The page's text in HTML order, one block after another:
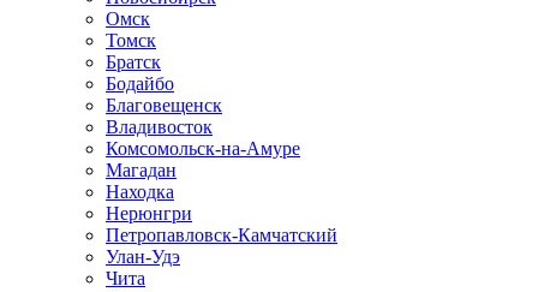
Омск
Томск
Братск
Бодайбо
Благовещенск
Владивосток
Комсомольск-на-Амуре
Магадан
Находка
Нерюнгри
Петропавловск-Камчатский
Улан-Удэ
Чита